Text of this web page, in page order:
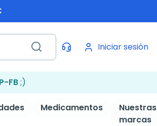
Iniciar sesión
FB;)
Medicamentos
Nuestras
marcas